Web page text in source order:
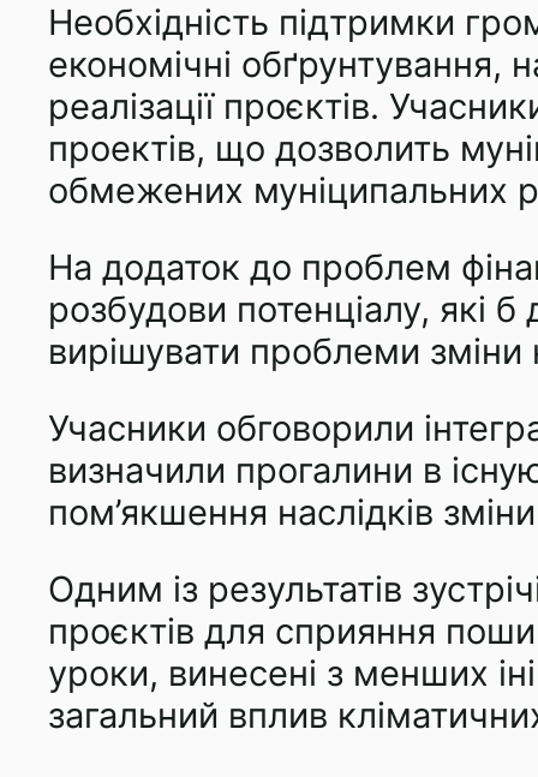
Необхідність підтримки
економічні обґрунтування,
реалізації проєктів.
проектів, що дозволить
обмежених муніципальних
На додаток до проблем
розбудови потенціалу, які
вирішувати проблеми зміни
Учасники обговорили
визначили прогалини в
пом’якшення наслідків
Одним із результатів
проєктів для сприяння
уроки, винесені з менших
загальний вплив